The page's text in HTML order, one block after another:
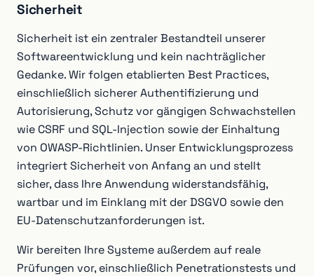
Sicherheit
Sicherheit ist ein zentraler Bestandteil unserer
Softwareentwicklung und kein nachträglicher
Gedanke. Wir folgen etablierten Best Practices,
einschließlich sicherer Authentifizierung und
Autorisierung, Schutz vor gängigen Schwachstellen
wie CSRF und SQL-Injection sowie der Einhaltung
von OWASP-Richtlinien. Unser Entwicklungsprozess
integriert Sicherheit von Anfang an und stellt
sicher, dass Ihre Anwendung widerstandsfähig,
wartbar und im Einklang mit der DSGVO sowie den
EU-Datenschutzanforderungen ist.
Wir bereiten Ihre Systeme außerdem auf reale
Prüfungen vor, einschließlich Penetrationstests und